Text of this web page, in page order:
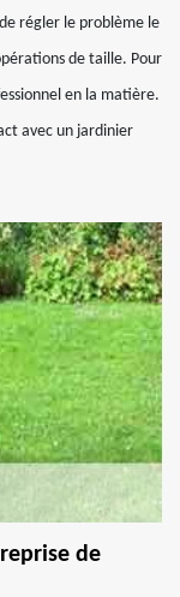
régler le problème le
de taille. Pour
en la matière.
avec un jardinier
de